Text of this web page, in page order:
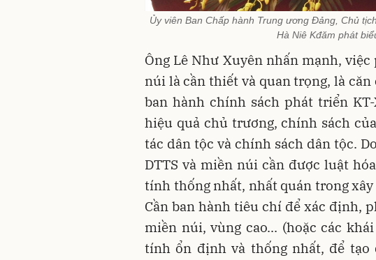
Ủy viên Ban Chấp hành Trung ương Đảng, Chủ
Hà Niê Kđăm phát
Ông Lê Như Xuyên nhấn mạnh,
núi là cần thiết và quan trọng, là
ban hành chính sách phát triển
hiệu quả chủ trương, chính sách
tác dân tộc và chính sách dân tộc.
DTTS và miền núi cần được luật
tính thống nhất, nhất quán trong
Cần ban hành tiêu chí để xác định,
miền núi, vùng cao... (hoặc các
tính ổn định và thống nhất, để